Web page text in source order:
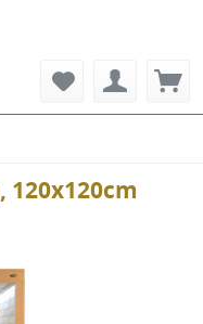
120x120cm